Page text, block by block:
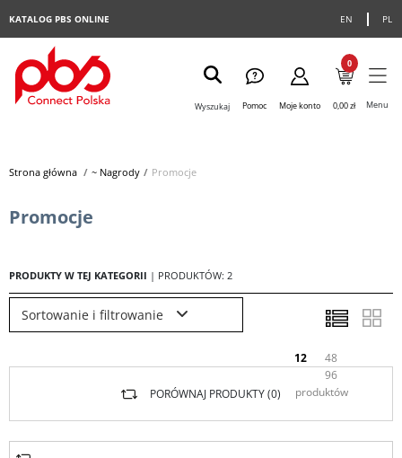
EN PL
KATALOG PBS ONLINE
Wyszukaj Pomoc Moje konto
0
0,00 zł Menu
Strona główna> ~ Nagrody> Promocje
Promocje
PRODUKTY W TEJ KATEGORII | PRODUKTÓW: 2
Sortowanie i filtrowanie
12
48
96
produktów
PORÓWNAJ PRODUKTY (0)